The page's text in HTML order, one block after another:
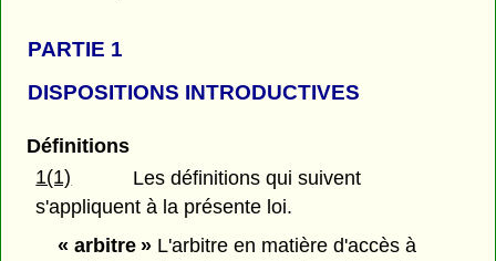
PARTIE 1
DISPOSITIONS INTRODUCTIVES
Définitions
1(1)
Les définitions qui suivent
s'appliquent à la présente loi.
« arbitre »L'arbitre en matière d'accès à